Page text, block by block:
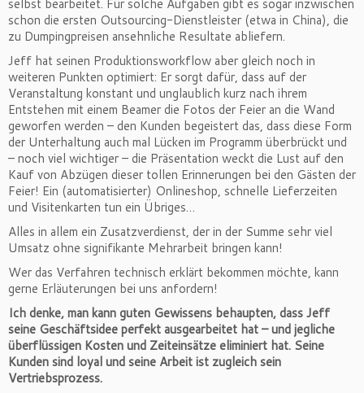
selbst bearbeitet. Für solche Aufgaben gibt es sogar inzwischen
schon die ersten Outsourcing-Dienstleister (etwa in China), die
zu Dumpingpreisen ansehnliche Resultate abliefern.
Jeff hat seinen Produktionsworkflow aber gleich noch in
weiteren Punkten optimiert: Er sorgt dafür, dass auf der
Veranstaltung konstant und unglaublich kurz nach ihrem
Entstehen mit einem Beamer die Fotos der Feier an die Wand
geworfen werden – den Kunden begeistert das, dass diese Form
der Unterhaltung auch mal Lücken im Programm überbrückt und
– noch viel wichtiger – die Präsentation weckt die Lust auf den
Kauf von Abzügen dieser tollen Erinnerungen bei den Gästen der
Feier! Ein (automatisierter) Onlineshop, schnelle Lieferzeiten
und Visitenkarten tun ein Übriges…
Alles in allem ein Zusatzverdienst, der in der Summe sehr viel
Umsatz ohne signifikante Mehrarbeit bringen kann!
Wer das Verfahren technisch erklärt bekommen möchte, kann
gerne Erläuterungen bei uns anfordern!
Ich denke, man kann guten Gewissens behaupten, dass Jeff
seine Geschäftsidee perfekt ausgearbeitet hat – und jegliche
überflüssigen Kosten und Zeiteinsätze eliminiert hat. Seine
Kunden sind loyal und seine Arbeit ist zugleich sein
Vertriebsprozess.